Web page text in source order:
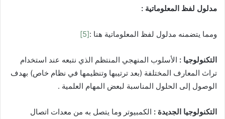
مدلول لفظ المعلوماتية :
ومما يتضمنه مدلول لفظ المعلوماتية هنا :[5]
التكنولوجيا : الأسلوب المنهجي المنتظم الذي نتبعه عند استخدام
تراث المعارف المختلفة (بعد ترتيبها وتنظيمها في نظام خاص) بهدف
الوصول إلى الحلول المناسبة لبعض المهام العلمية .
التكنولوجيا الجديدة : الكمبيوتر وما يتصل به من معدات اتصال